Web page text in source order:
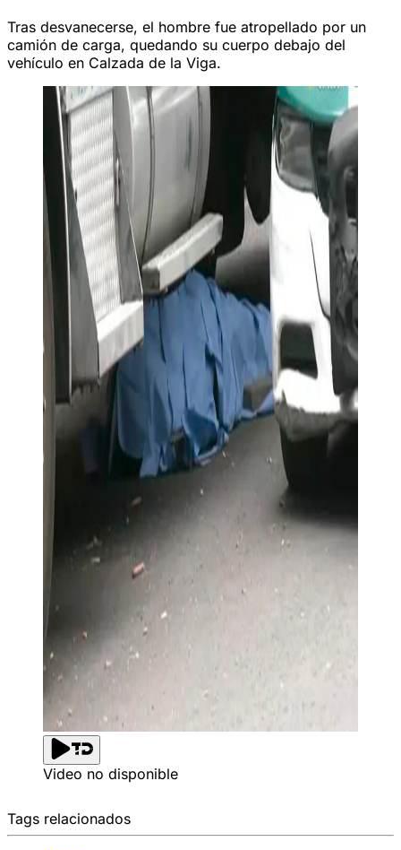
Tras desvanecerse, el hombre fue atropellado por un
camión de carga, quedando su cuerpo debajo del
vehículo en Calzada de la Viga.
Video no disponible
Tags relacionados